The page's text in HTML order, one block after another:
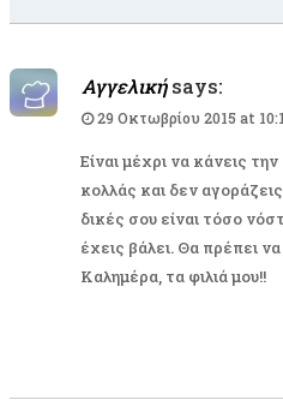
Αγγελική says:
29 Οκτωβρίου 2015 at
Είναι μέχρι να κάνεις
κολλάς και δεν
δικές σου είναι τόσο
έχεις βάλει. Θα πρέπει
Καλημέρα, τα φιλιά μου!!